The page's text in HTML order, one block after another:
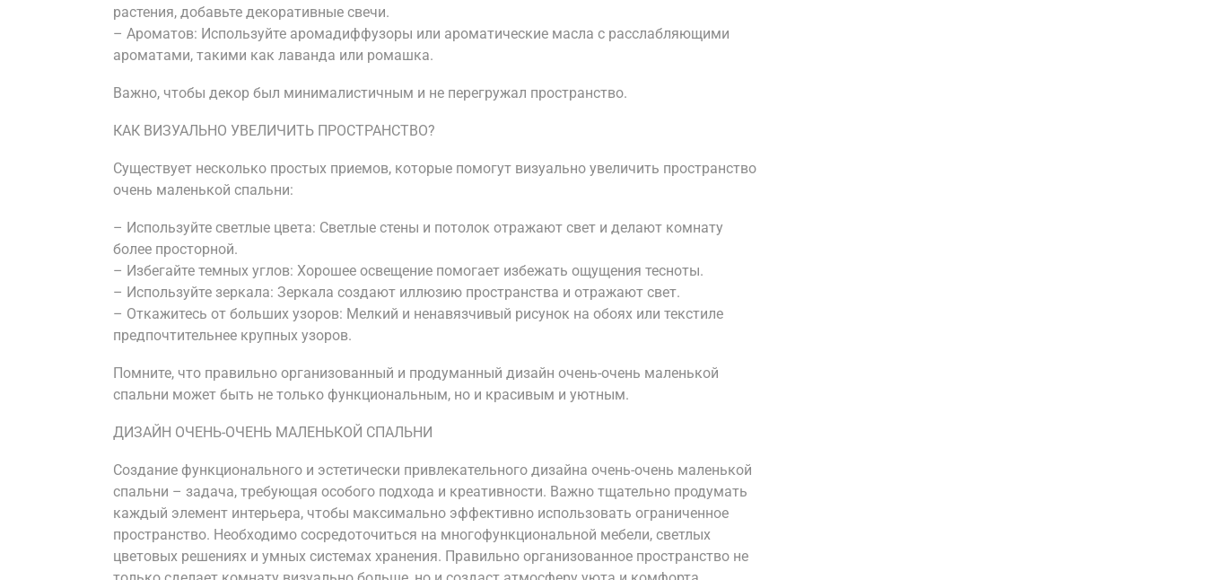
растения, добавьте декоративные свечи.
– Ароматов: Используйте аромадиффузоры или ароматические масла с расслабляющими
ароматами, такими как лаванда или ромашка.
Важно, чтобы декор был минималистичным и не перегружал пространство.
КАК ВИЗУАЛЬНО УВЕЛИЧИТЬ ПРОСТРАНСТВО?
Существует несколько простых приемов, которые помогут визуально увеличить пространство
очень маленькой спальни:
– Используйте светлые цвета: Светлые стены и потолок отражают свет и делают комнату
более просторной.
– Избегайте темных углов: Хорошее освещение помогает избежать ощущения тесноты.
– Используйте зеркала: Зеркала создают иллюзию пространства и отражают свет.
– Откажитесь от больших узоров: Мелкий и ненавязчивый рисунок на обоях или текстиле
предпочтительнее крупных узоров.
Помните, что правильно организованный и продуманный дизайн очень-очень маленькой
спальни может быть не только функциональным, но и красивым и уютным.
ДИЗАЙН ОЧЕНЬ-ОЧЕНЬ МАЛЕНЬКОЙ СПАЛЬНИ
Создание функционального и эстетически привлекательного дизайна очень-очень маленькой
спальни – задача, требующая особого подхода и креативности. Важно тщательно продумать
каждый элемент интерьера, чтобы максимально эффективно использовать ограниченное
пространство. Необходимо сосредоточиться на многофункциональной мебели, светлых
цветовых решениях и умных системах хранения. Правильно организованное пространство не